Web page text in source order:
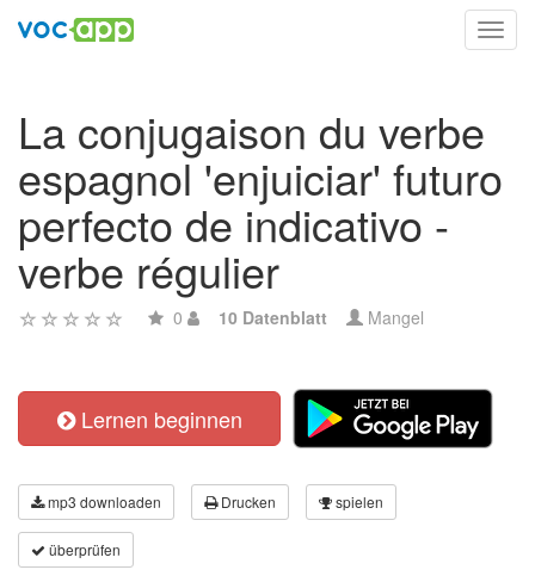
La conjugaison du verbe
espagnol 'enjuiciar' futuro
perfecto de indicativo -
verbe régulier
0 10 Datenblatt Mangel
Lernen beginnen
mp3 downloaden Drucken spielen
überprüfen